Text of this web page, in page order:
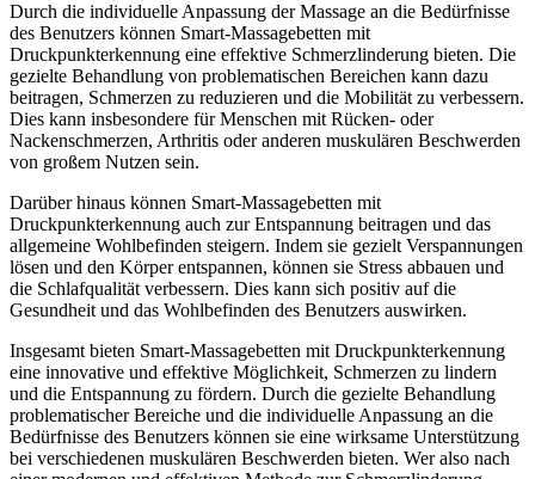
Durch die individuelle Anpassung der Massage an die Bedürfnisse
des Benutzers können Smart-Massagebetten mit
Druckpunkterkennung eine effektive Schmerzlinderung bieten. Die
gezielte Behandlung von problematischen Bereichen kann dazu
beitragen, Schmerzen zu reduzieren und die Mobilität zu verbessern.
Dies kann insbesondere für Menschen mit Rücken- oder
Nackenschmerzen, Arthritis oder anderen muskulären Beschwerden
von großem Nutzen sein.
Darüber hinaus können Smart-Massagebetten mit
Druckpunkterkennung auch zur Entspannung beitragen und das
allgemeine Wohlbefinden steigern. Indem sie gezielt Verspannungen
lösen und den Körper entspannen, können sie Stress abbauen und
die Schlafqualität verbessern. Dies kann sich positiv auf die
Gesundheit und das Wohlbefinden des Benutzers auswirken.
Insgesamt bieten Smart-Massagebetten mit Druckpunkterkennung
eine innovative und effektive Möglichkeit, Schmerzen zu lindern
und die Entspannung zu fördern. Durch die gezielte Behandlung
problematischer Bereiche und die individuelle Anpassung an die
Bedürfnisse des Benutzers können sie eine wirksame Unterstützung
bei verschiedenen muskulären Beschwerden bieten. Wer also nach